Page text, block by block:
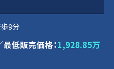
歩9分
低販売価格：1,928.85万